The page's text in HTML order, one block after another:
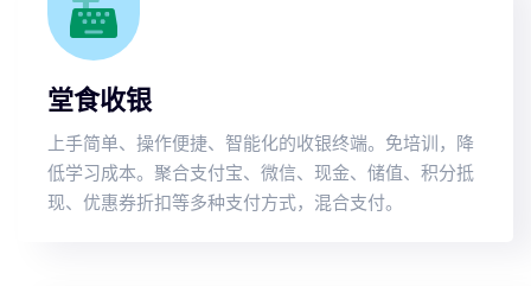
堂食收银
上手简单、操作便捷、智能化的收银终端。免培训，降
低学习成本。聚合支付宝、微信、现金、储值、积分抵
现、优惠券折扣等多种支付方式，混合支付。